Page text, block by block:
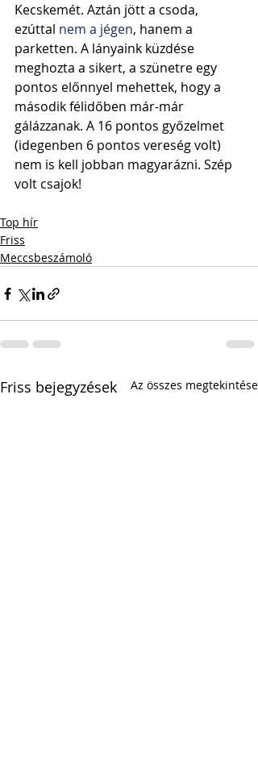
Kecskemét. Aztán jött a csoda,
ezúttal nem a jégen, hanem a
parketten. A lányaink küzdése
meghozta a sikert, a szünetre egy
pontos előnnyel mehettek, hogy a
második félidőben már-már
gálázzanak. A 16 pontos győzelmet
(idegenben 6 pontos vereség volt)
nem is kell jobban magyarázni. Szép
volt csajok!
Top hír
Friss
Meccsbeszámoló
Friss bejegyzések Az összes megtekintése